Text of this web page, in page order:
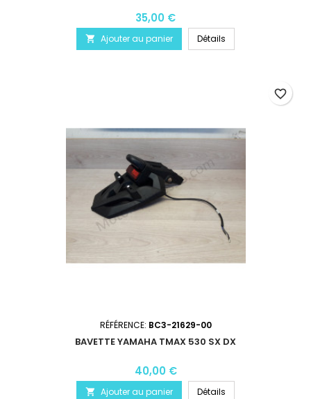
35,00 €
 Ajouter au panier Détails
RÉFÉRENCE: BC3-21629-00
BAVETTE YAMAHA TMAX 530 SX DX
40,00 €
 Ajouter au panier Détails
favorite_border